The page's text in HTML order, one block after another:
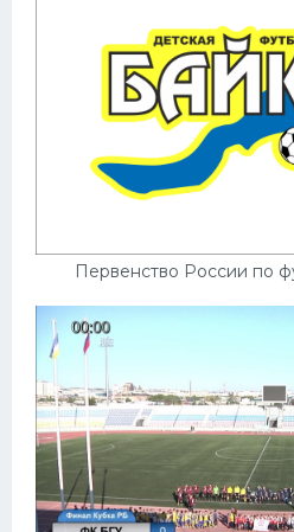
Первенство России по